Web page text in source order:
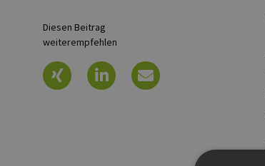
Diesen Beitrag
weiterempfehlen